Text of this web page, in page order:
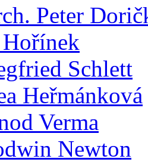
Peter
Schlett
Heřmánková
Verma
Newton